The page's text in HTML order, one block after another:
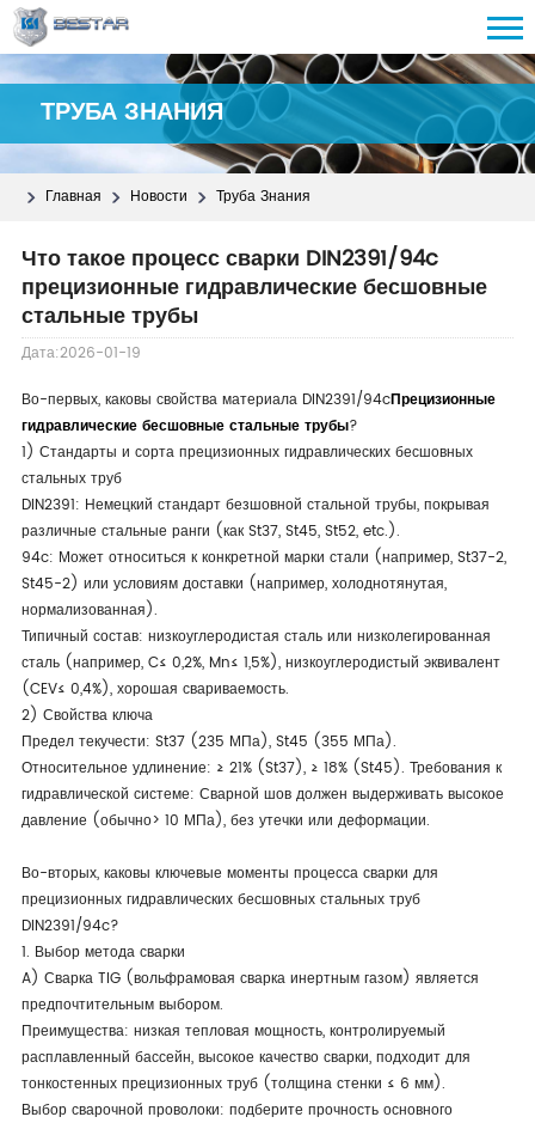
ТРУБА ЗНАНИЯ
Главная Новости Труба Знания
Что такое процесс сварки DIN2391/94c
прецизионные гидравлические бесшовные
стальные трубы
Дата:2026-01-19
Во-первых, каковы свойства материала DIN2391/94cПрецизионные
гидравлические бесшовные стальные трубы?
1) Стандарты и сорта прецизионных гидравлических бесшовных
стальных труб
DIN2391: Немецкий стандарт безшовной стальной трубы, покрывая
различные стальные ранги (как St37, St45, St52, etc.).
94c: Может относиться к конкретной марки стали (например, St37-2,
St45-2) или условиям доставки (например, холоднотянутая,
нормализованная).
Типичный состав: низкоуглеродистая сталь или низколегированная
сталь (например, C≤ 0,2%, Mn≤ 1,5%), низкоуглеродистый эквивалент
(CEV≤ 0,4%), хорошая свариваемость.
2) Свойства ключа
Предел текучести: St37 (235 МПа), St45 (355 МПа).
Относительное удлинение: ≥ 21% (St37), ≥ 18% (St45). Требования к
гидравлической системе: Сварной шов должен выдерживать высокое
давление (обычно> 10 МПа), без утечки или деформации.
Во-вторых, каковы ключевые моменты процесса сварки для
прецизионных гидравлических бесшовных стальных труб
DIN2391/94c?
1. Выбор метода сварки
A) Сварка TIG (вольфрамовая сварка инертным газом) является
предпочтительным выбором.
Преимущества: низкая тепловая мощность, контролируемый
расплавленный бассейн, высокое качество сварки, подходит для
тонкостенных прецизионных труб (толщина стенки ≤ 6 мм).
Выбор сварочной проволоки: подберите прочность основного